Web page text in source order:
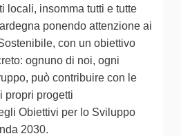
locali, insomma tutti e tutte
ponendo attenzione ai
con un obiettivo
ognuno di noi, ogni
può contribuire con le
propri progetti
Obiettivi per lo Sviluppo
2030.